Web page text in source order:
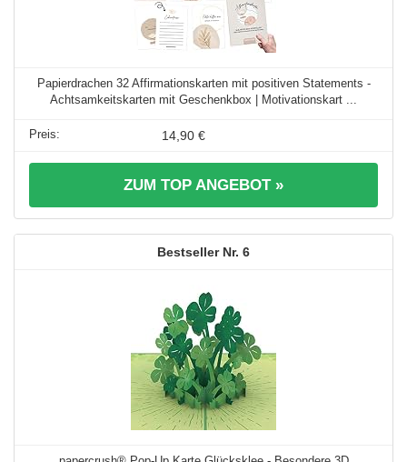
Papierdrachen 32 Affirmationskarten mit positiven Statements -
Achtsamkeitskarten mit Geschenkbox | Motivationskart ...
14,90 €
ZUM TOP ANGEBOT »
6